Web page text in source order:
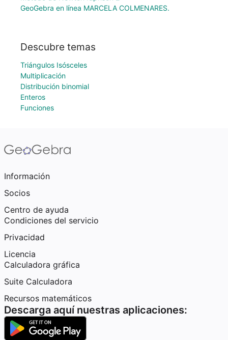
GeoGebra en línea MARCELA COLMENARES.
Descubre temas
Triángulos Isósceles
Multiplicación
Distribución binomial
Enteros
Funciones
Información
Socios
Centro de ayuda
Condiciones del servicio
Privacidad
Licencia
Calculadora gráfica
Suite Calculadora
Recursos matemáticos
Descarga aquí nuestras aplicaciones: